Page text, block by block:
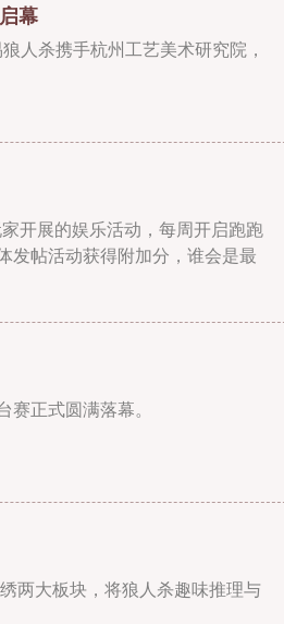
幕
人杀携手杭州工艺美术研究院，
开展的娱乐活动，每周开启跑跑
发帖活动获得附加分，谁会是最
正式圆满落幕。
两大板块，将狼人杀趣味推理与